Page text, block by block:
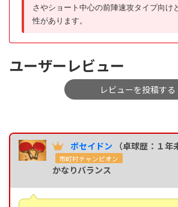
さやショート中心の前陣速攻タイプ向け
性があります。
ユーザーレビュー
レビューを投稿する
ポセイドン （卓球歴：１年
市町村チャンピオン
かなりバランス